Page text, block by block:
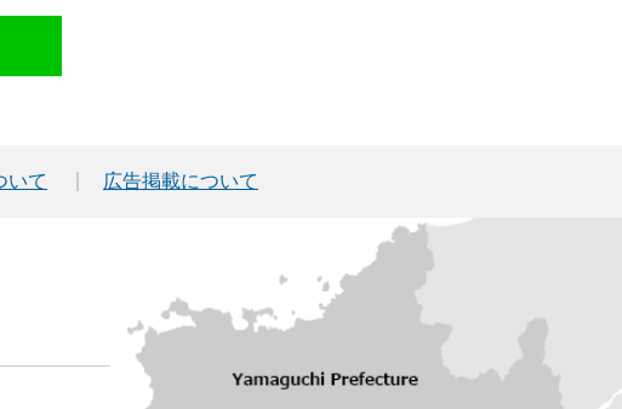
いて 広告掲載について